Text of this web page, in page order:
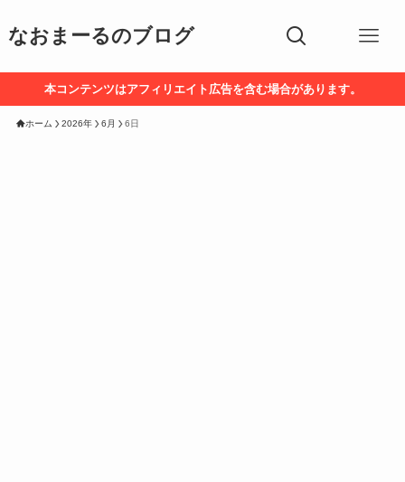
なおまーるのブログ
本コンテンツはアフィリエイト広告を含む場合があります。
ホーム 2026年 6月 6日